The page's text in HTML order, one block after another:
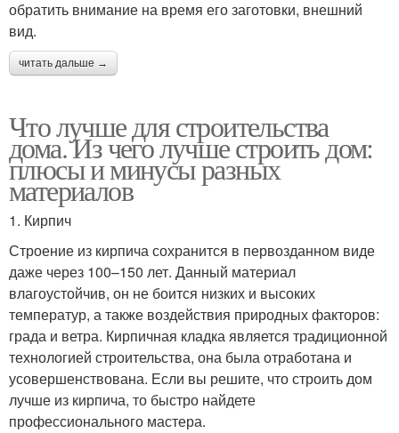
обратить внимание на время его заготовки, внешний
вид.
читать дальше →
Что лучше для строительства
дома. Из чего лучше строить дом:
плюсы и минусы разных
материалов
1. Кирпич
Строение из кирпича сохранится в первозданном виде
даже через 100–150 лет. Данный материал
влагоустойчив, он не боится низких и высоких
температур, а также воздействия природных факторов:
града и ветра. Кирпичная кладка является традиционной
технологией строительства, она была отработана и
усовершенствована. Если вы решите, что строить дом
лучше из кирпича, то быстро найдете
профессионального мастера.